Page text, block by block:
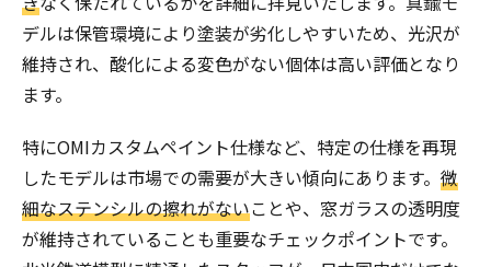
デルは保管環境により塗装が劣化しやすいため、光沢が
維持され、酸化による変色がない個体は高い評価となり
ます。
特にOMIカスタムペイント仕様など、特定の仕様を再現
したモデルは市場での需要が大きい傾向にあります。 微
細なステンシルの擦れがないことや、窓ガラスの透明度
が維持されていることも重要なチェックポイントです。